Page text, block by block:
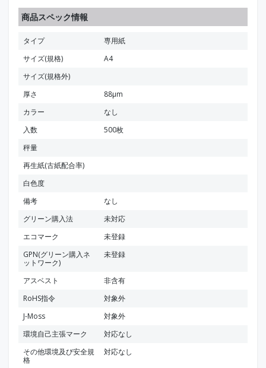
商品スペック情報
タイプ
専用紙
サイズ(規格)
A4
サイズ(規格外)
厚さ
88μm
カラー
なし
入数
500枚
秤量
再生紙(古紙配合率)
白色度
備考
なし
グリーン購入法
未対応
エコマーク
未登録
GPN(グリーン購入ネ
ットワーク)
未登録
アスベスト
非含有
RoHS指令
対象外
J-Moss
対象外
環境自己主張マーク
対応なし
その他環境及び安全規
格
対応なし